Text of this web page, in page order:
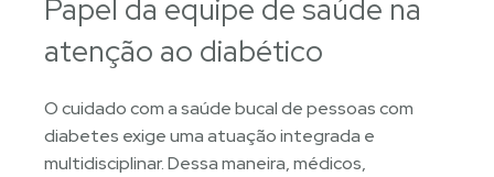
Papel da equipe de saúde na
atenção ao diabético
O cuidado com a saúde bucal de pessoas com
diabetes exige uma atuação integrada e
multidisciplinar. Dessa maneira, médicos,